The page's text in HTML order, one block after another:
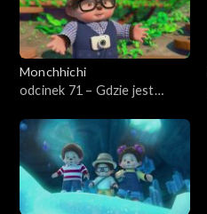
Monchhichi
odcinek 71 – Gdzie jest